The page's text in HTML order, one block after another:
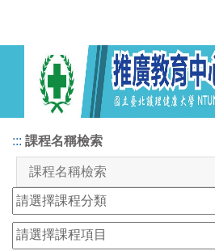
::: 課程名稱檢索